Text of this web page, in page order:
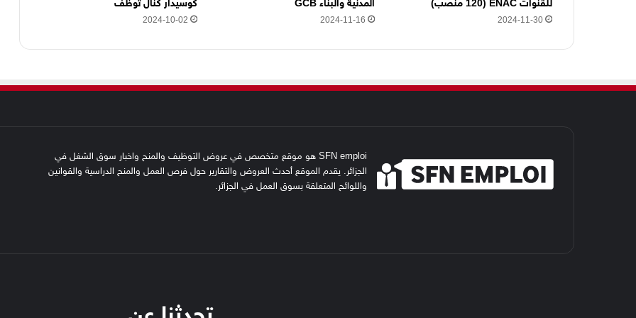
للقنوات ENAC (120 منصب)
2024-11-30
المدنية والبناء GCB
2024-11-16
كوسيدار كنال توظف
2024-10-02
SFN emploi هو موقع متخصص في عروض التوظيف والمنح واخبار سوق الشغل في
الجزائر. يقدم الموقع أحدث العروض والتقارير حول فرص العمل والمنح الدراسية والقوانين
واللوائح المتعلقة بسوق العمل في الجزائر.